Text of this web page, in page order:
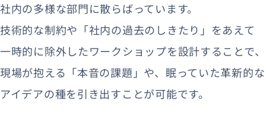
社内の多様な部門に散らばっています。
技術的な制約や「社内の過去のしきたり」をあえて
一時的に除外したワークショップを設計することで、
現場が抱える「本音の課題」や、眠っていた革新的な
アイデアの種を引き出すことが可能です。